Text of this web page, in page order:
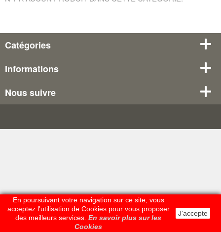
Catégories
Informations
Nous suivre
En poursuivant votre navigation sur ce site, vous
acceptez l'utilisation de Cookies pour vous proposer
des meilleurs services. En savoir plus sur les
Cookies
J'accepte